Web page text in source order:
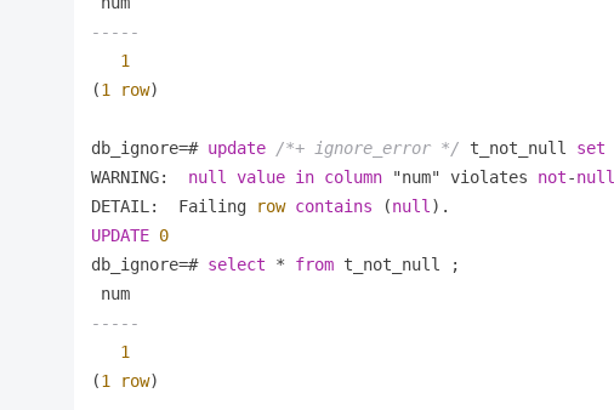
-----
1
(1 row)
db_ignore=# update /*+ ignore_error */ t_not_null set
WARNING: null value in column "num" violates not-null
DETAIL:  Failing
row contains (null
UPDATE 0
db_ignore=# select * from t_not_null ;
-----
1
(1 row)